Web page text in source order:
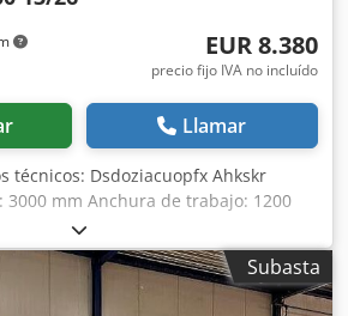
EUR 8.380
precio fijo IVA no incluído
Llamar
técnicos: Dsdoziacuopfx Ahkskr
mm Anchura de trabajo: 1200
la madera: 120 mm Dimensiones
mm Anchura: 3700 mm Altura: 2200
Subasta